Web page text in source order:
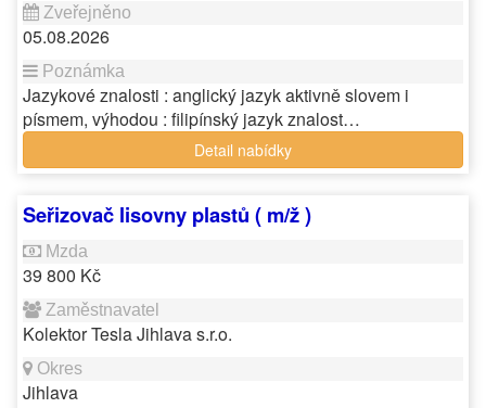
05.08.2026
Jazykové znalosti : anglický jazyk aktivně slovem i
písmem, výhodou : filipínský jazyk znalost…
Detail nabídky
Seřizovač lisovny plastů ( m/ž )
39 800 Kč
Kolektor Tesla Jihlava s.r.o.
Jihlava